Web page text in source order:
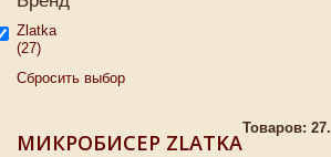
Zlatka
(27)
Сбросить выбор
МИКРОБИСЕР ZLATKA
Товаров: 27.